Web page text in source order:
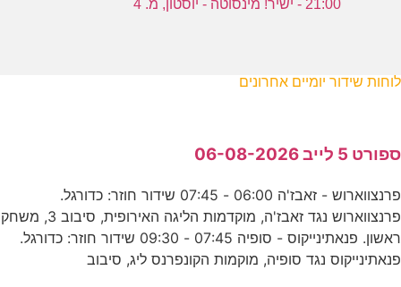
21:00 - ישיר! מינסוטה - יוסטון, מ. 4
לוחות שידור יומיים אחרונים
ספורט 5 לייב 06-08-2026
פרנצווארוש - זאבז'ה 06:00 - 07:45 שידור חוזר: כדורגל.
פרנצווארוש נגד זאבז'ה, מוקדמות הליגה האירופית, סיבוב 3, משחק
ראשון. פנאתינייקוס - סופיה 07:45 - 09:30 שידור חוזר: כדורגל.
פנאתינייקוס נגד סופיה, מוקמות הקונפרנס ליג, סיבוב